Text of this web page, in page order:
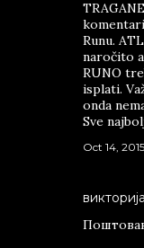
Runu.
naročito
RUNO
isplati.
onda
Sve
Oct 14,